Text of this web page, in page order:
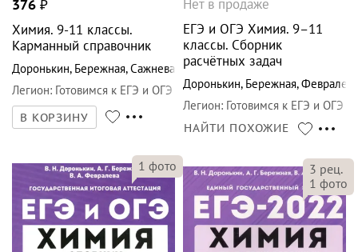
376 ₽
Химия. 9-11 классы.
Карманный справочник
Доронькин, Бережная,Сажнева
Легион: Готовимся к ЕГЭ и ОГЭ
В КОРЗИНУ
Нет в продаже
ЕГЭ и ОГЭ Химия. 9–11
классы. Сборник
расчётных задач
Доронькин, Бережная,Февралева
Легион: Готовимся к ЕГЭ и ОГЭ
НАЙТИ ПОХОЖИЕ
1 фото 3 рец.
1 фото